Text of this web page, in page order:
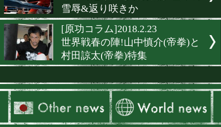
米国で食料調達のネリ 「
準備をする」
[原功コラム]2018.2.27
尻に火がついた山中 「挑
気持ちが強い」
[原功コラム]2018.2.26
ネリの返り討ち初防衛か